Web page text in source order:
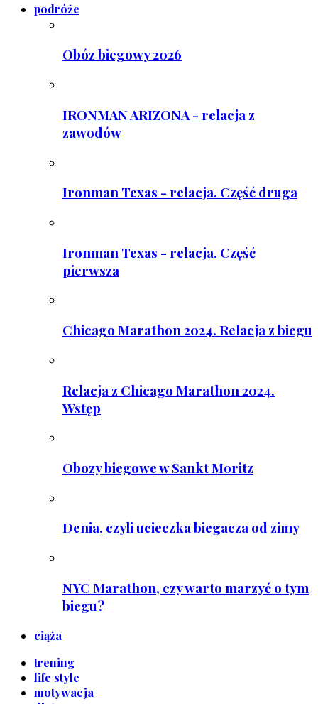
podróże
Obóz biegowy 2026
IRONMAN ARIZONA - relacja z
zawodów
Ironman Texas - relacja. Część druga
Ironman Texas - relacja. Część
pierwsza
Chicago Marathon 2024. Relacja z biegu
Relacja z Chicago Marathon 2024.
Wstęp
Obozy biegowe w Sankt Moritz
Denia, czyli ucieczka biegacza od zimy
NYC Marathon, czy warto marzyć o tym
biegu?
ciąża
trening
life style
motywacja